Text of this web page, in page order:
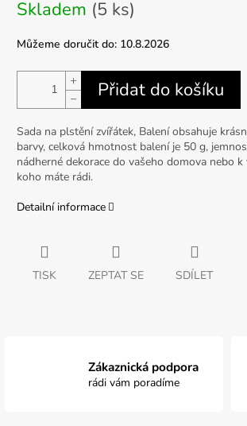
cena:
Skladem (5 ks)
Můžeme doručit do: 10.8.2026
+
−
Přidat do košíku
Sada na plstění zvířátek, Balení obsahuje
barvy, celková hmotnost balení je 50 g,
nádherné dekorace do vašeho domova nebo
koho máte rádi.
Detailní informace
TISK ZEPTAT SE SDÍLET
Zákaznická podpora
rádi vám poradíme